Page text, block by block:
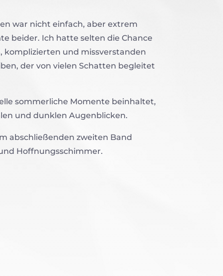
war nicht einfach, aber extrem
beider. Ich hatte selten die Chance
komplizierten und missverstanden
der von vielen Schatten begleitet
sommerliche Momente beinhaltet,
und dunklen Augenblicken.
abschließenden zweiten Band
Hoffnungsschimmer.